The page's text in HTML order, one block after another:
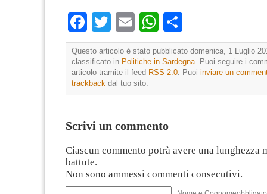
Facebook
TwitterEmailWhatsApp
Questo articolo è stato pubblicato domenica, 1 Luglio
classificato in Politiche in Sardegna . Puoi seguire i
articolo tramite il feed RSS 2.0 . Puoi inviare un
trackback dal tuo sito.
Scrivi un commento
Ciascun commento potrà avere una lunghezza
battute.
Non sono ammessi commenti consecutivi.